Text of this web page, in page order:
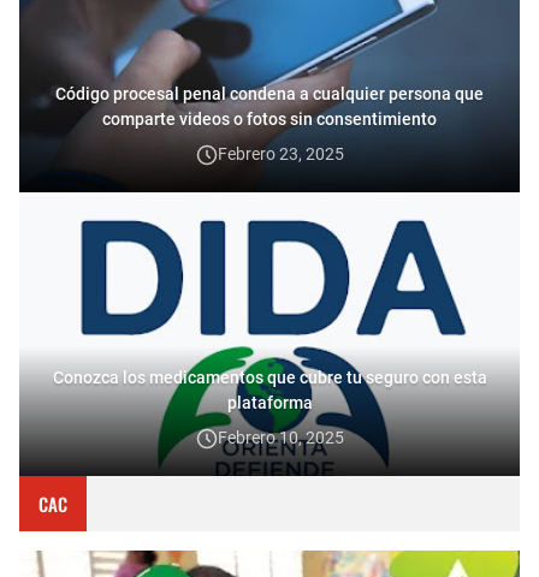
Código procesal penal condena a cualquier persona que
comparte videos o fotos sin consentimiento
Febrero 23, 2025
Conozca los medicamentos que cubre tu seguro con esta
plataforma
Febrero 10, 2025
CAC